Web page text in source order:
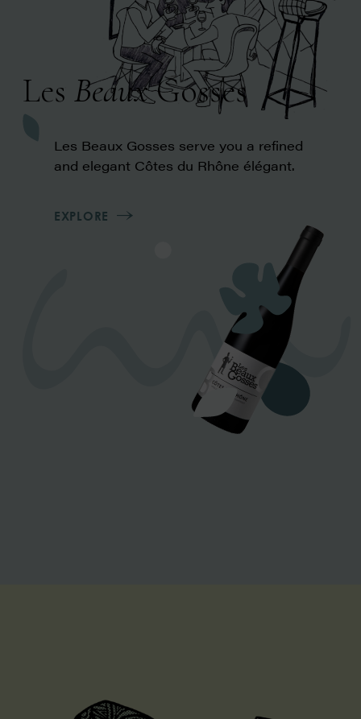
Les BeauxGosses
Les Beaux Gosses serve you a refined
and elegant Côtes du Rhône élégant.
EXPLORE